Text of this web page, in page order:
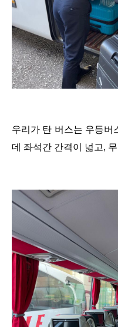
우리가 탄 버스는 우등버
데 좌석간 간격이 넓고,